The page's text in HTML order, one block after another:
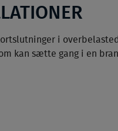
i
kan sætte gang i en